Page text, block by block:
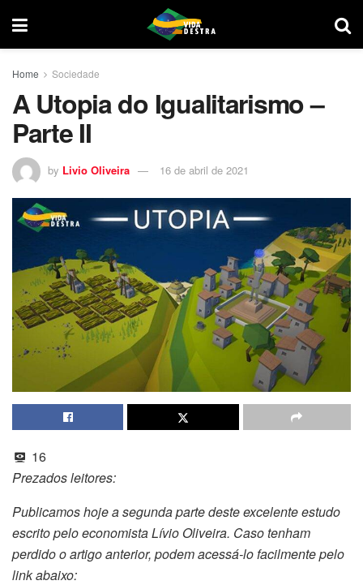
Home Sociedade
A Utopia do Igualitarismo –
Parte II
by Livio Oliveira 16 de abril de 2021
16
Prezados leitores:
Publicamos hoje a segunda parte deste excelente estudo
escrito pelo economista Lívio Oliveira. Caso tenham
perdido o artigo anterior, podem acessá-lo facilmente pelo
link abaixo: